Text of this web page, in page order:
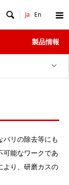
 Ja En
製品情報
リの除去等にも
可能なワークであ
より、研磨カスの